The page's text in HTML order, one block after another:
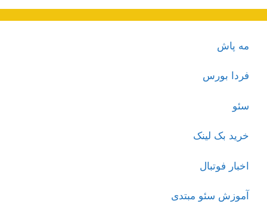
مه پاش
فردا بورس
سئو
خرید بک لینک
اخبار فوتبال
آموزش سئو مبتدی